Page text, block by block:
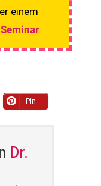
einem
.
Pin
Dr.